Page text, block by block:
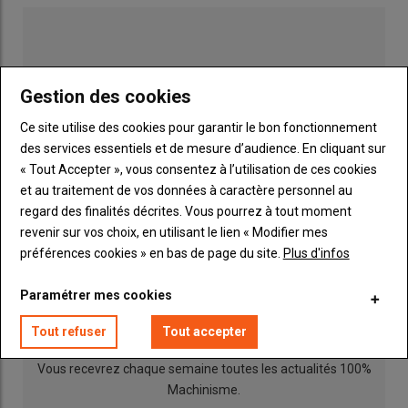
Le marché des pulvérisateurs traînés accuse une chute de 45
% du volume des immatriculations en 2025 par rapport à 2024.
Source: Siv/Diva
Dans ce contexte,Amazone
conforte sa place de leader
avec une part de marché à 31,4 % (+11,9 points), devant
Horsch
(25 %, +6,6 points). Derrière,Arland
rafle la
% (+0,4 point), juste devant
retrograde d'une place.
Hardi-Evrard
l'Alsacien devant
(5,2 %, -2,2 points) etKverneland (4,5 %, -2,7 points).
Évolution et parts de marché des
Publicité
Vous recevrez chaque semaine toutes les actualités 100%
Machinisme.
Gestion des cookies
Ce site utilise des cookies pour garantir le bon fonctionnement
des services essentiels et de mesure d’audience. En cliquant sur
« Tout Accepter », vous consentez à l’utilisation de ces cookies
et au traitement de vos données à caractère personnel au
regard des finalités décrites. Vous pourrez à tout moment
revenir sur vos choix, en utilisant le lien « Modifier mes
préférences cookies » en bas de page du site. Plus d'infos
Paramétrer mes cookies
Tout refuser Tout accepter